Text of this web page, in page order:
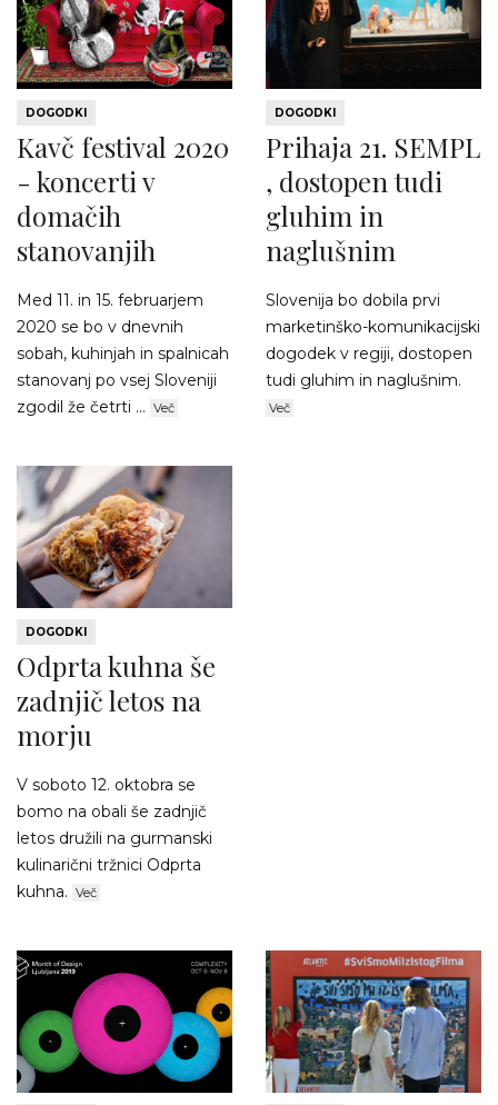
DOGODKI
Kavč festival 2020
- koncerti v
domačih
stanovanjih
Med 11. in 15. februarjem
2020 se bo v dnevnih
sobah, kuhinjah in spalnicah
stanovanj po vsej Sloveniji
zgodil že četrti ... Več
DOGODKI
Prihaja 21. SEMPL
, dostopen tudi
gluhim in
naglušnim
Slovenija bo dobila prvi
marketinško-komunikacijski
dogodek v regiji, dostopen
tudi gluhim in naglušnim.
Več
DOGODKI
Odprta kuhna še
zadnjič letos na
morju
V soboto 12. oktobra se
bomo na obali še zadnjič
letos družili na gurmanski
kulinarični tržnici Odprta
kuhna. Več